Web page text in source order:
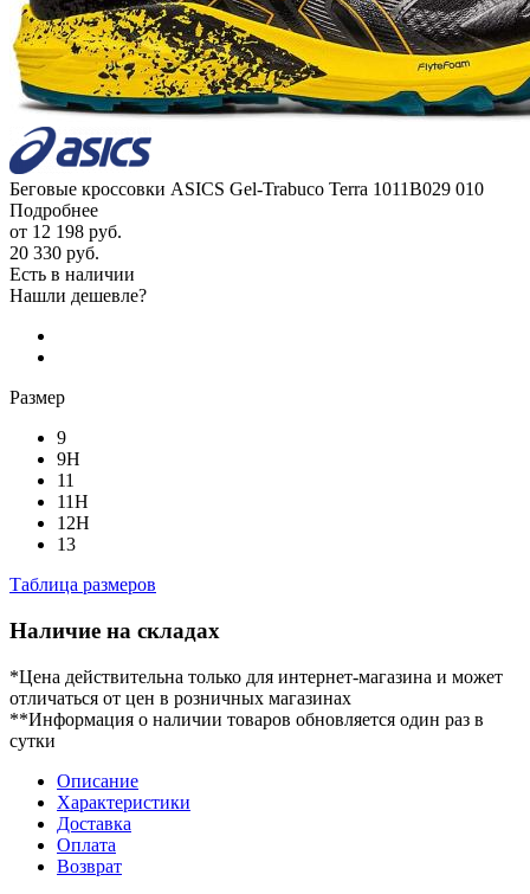
Беговые кроссовки ASICS Gel-Trabuco Terra 1011B029 010
Подробнее
от 12 198 руб.
20 330 руб.
Есть в наличии
Нашли дешевле?
Размер
9
9H
11
11H
12H
13
Таблица размеров
Наличие на складах
*Цена действительна только для интернет-магазина и может
отличаться от цен в розничных магазинах
**Информация о наличии товаров обновляется один раз в
сутки
Описание
Характеристики
Доставка
Оплата
Возврат